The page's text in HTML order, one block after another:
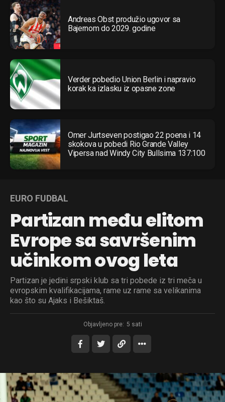
Andreas Obst produžio ugovor sa
Bajernom do 2029. godine
Verder pobedio Union Berlin i napravio
korak ka izlasku iz opasne zone
Omer Jurtseven postigao 22 poena i 14
skokova u pobedi Rio Grande Valley
Vipersa nad Windy City Bullsima 137:100
EURO FUDBAL
Partizan među elitom
Evrope sa savršenim
učinkom ovog leta
Partizan je jedini srpski klub sa tri pobede iz tri meča u
evropskim kvalifikacijama, rame uz rame sa velikanima
kao što su Ajaks i Bešiktaš.
Objavljeno pre: 5 sati